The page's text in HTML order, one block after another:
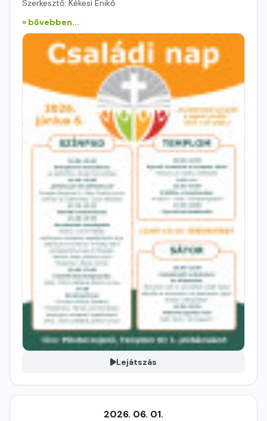
Szerkesztő: Kékesi Enikő
» bővebben...
Lejátszás
2026. 06. 01.